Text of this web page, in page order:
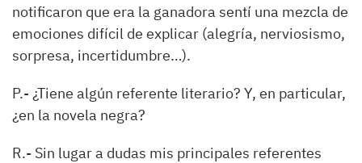
notificaron que era la ganadora sentí una mezcla de
emociones difícil de explicar (alegría, nerviosismo,
sorpresa, incertidumbre…).
P.- ¿Tiene algún referente literario? Y, en particular,
¿en la novela negra?
R.- Sin lugar a dudas mis principales referentes